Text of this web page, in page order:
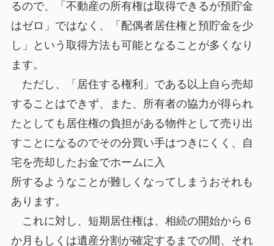
るので、「不動産の所有権は取得できるが預貯金
はゼロ」ではなく、「配偶者居住権と預貯金を少
し」という取得方法も可能となることが多くなり
ます。
ただし、「居住する権利」である以上自ら売却
することはできず、また、所有者の協力が得られ
たとしても居住権の負担がある物件として売り出
すことになるのでその分買い手はつきにくく、自
宅を売却したお金でホームに入
所するようなことが難しくなってしまうおそれも
あります。
これに対し、短期居住権は、相続の開始から６
か月もしくは遺産分割が確定するまでの間、それ